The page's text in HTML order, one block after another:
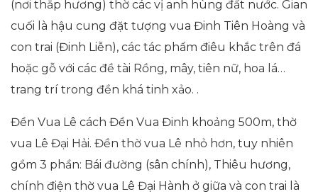
(nơi thắp hương) thờ các vị anh hùng đất nước. Gian
cuối là hậu cung đặt tượng vua Đinh Tiên Hoàng và
con trai (Đinh Liễn), các tác phẩm điêu khắc trên đá
hoặc gỗ với các đề tài Rồng, mây, tiên nữ, hoa lá…
trang trí trong đền khá tinh xảo. .
Đền Vua Lê cách Đền Vua Đinh khoảng 500m, thờ
vua Lê Đại Hải. Đền thờ vua Lê nhỏ hơn, tuy nhiên
gồm 3 phần: Bái đường (sân chính), Thiêu hương,
chính điện thờ vua Lê Đại Hành ở giữa và con trai là